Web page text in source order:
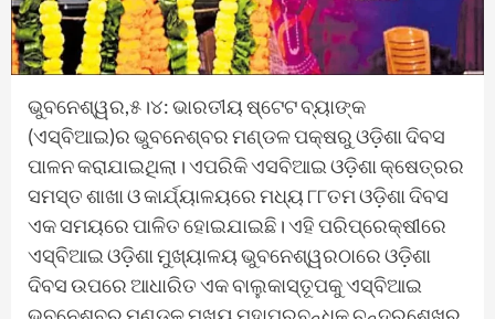
ଭୁବନେଶ୍ୱର,୫।୪: ଭାରତୀୟ ଷ୍ଟେଟ ବ୍ୟାଙ୍କ
(ଏସ୍‌ବିଆଇ)ର ଭୁବନେଶ୍ବର ମଣ୍ଡଳ ପକ୍ଷରୁ ଓଡ଼ିଶା ଦିବସ
ପାଳନ କରାଯାଇଥିଲା। ଏପରିକି ଏସବିଆଇ ଓଡ଼ିଶା କ୍ଷେତ୍ରର
ସମସ୍ତ ଶାଖା ଓ କାର୍ଯ୍ୟାଳୟରେ ମଧ୍ୟ ୮୮ତମ ଓଡ଼ିଶା ଦିବସ
ଏକ ସମୟରେ ପାଳିତ ହୋଇଯାଇଛି। ଏହି ପରିପ୍ରେକ୍ଷୀରେ
ଏସ୍‌ବିଆଇ ଓଡ଼ିଶା ମୁଖ୍ୟାଳୟ ଭୁବନେଶ୍ୱରଠାରେ ଓଡ଼ିଶା
ଦିବସ ଉପରେ ଆଧାରିତ ଏକ ବାଲୁକାସ୍ତୂପକୁ ଏସ୍‌ବିଆଇ